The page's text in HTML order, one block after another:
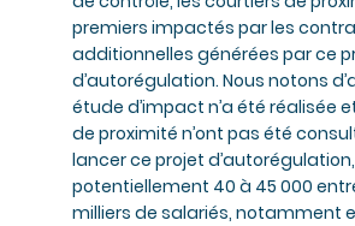
premiers impactés par les
additionnelles générées par ce
d’autorégulation. Nous notons
étude d’impact n’a été réalisée
de proximité n’ont pas été
lancer ce projet
potentiellement 40 à 45 000
milliers de salariés, notamment